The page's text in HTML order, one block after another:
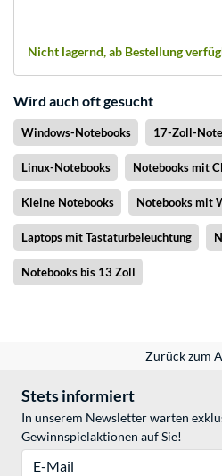
Nicht lagernd, ab Bestellung
Wird auch oft gesucht
Windows-Notebooks 17-Zoll-
Linux-Notebooks Notebooks mit
Kleine Notebooks Notebooks mit
Laptops mit Tastaturbeleuchtung
Notebooks bis 13 Zoll
Zurück zum
Stets informiert
In unserem Newsletter warten
Gewinnspielaktionen auf Sie!